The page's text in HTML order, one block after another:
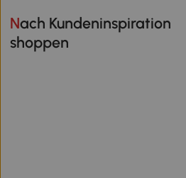
Nach Kundeninspiration
shoppen